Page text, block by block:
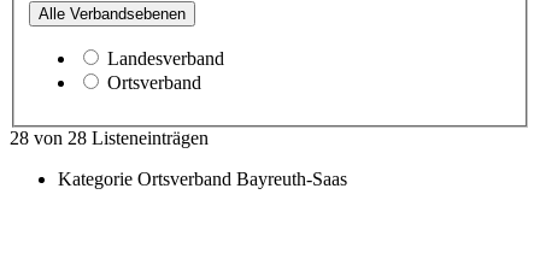
Alle Verbandsebenen
Landesverband
Ortsverband
28 von 28 Listeneinträgen
Kategorie Ortsverband Bayreuth-Saas